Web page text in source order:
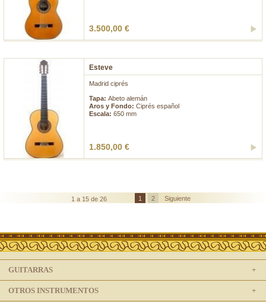
3.500,00 €
Esteve
Madrid ciprés
Tapa: Abeto alemán
Aros y Fondo: Ciprés español
Escala: 650 mm
1.850,00 €
1 a 15 de 26 1 2 Siguiente
GUITARRAS
OTROS INSTRUMENTOS